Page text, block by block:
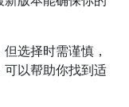
选择时需谨慎，
以帮助你找到适